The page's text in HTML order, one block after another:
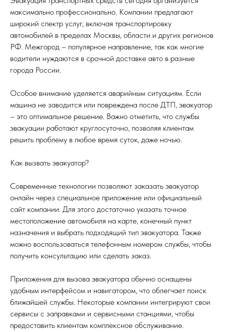
максимально профессионально. Компании предлагают
широкий спектр услуг, включая транспортировку
автомобилей в пределах Москвы, области и других регионов
РФ. Межгород – популярное направление, так как многие
водители нуждаются в срочной доставке авто в разные
города России.
Особое внимание уделяется аварийным ситуациям. Если
машина не заводится или повреждена после ДТП, эвакуатор
– это оптимальное решение. Важно отметить, что службы
эвакуации работают круглосуточно, позволяя клиентам
решить проблему в любое время суток, даже ночью.
Как вызвать эвакуатор?
Современные технологии позволяют заказать эвакуатор
онлайн через специальное приложение или официальный
сайт компании. Для этого достаточно указать точное
местоположение автомобиля на карте, конечный пункт
назначения и выбрать подходящий тип эвакуатора. Также
можно воспользоваться телефонным номером службы, чтобы
получить консультацию или сделать заказ.
Приложения для вызова эвакуатора обычно оснащены
удобным интерфейсом и навигатором, что облегчает поиск
ближайшей службы. Некоторые компании интегрируют свои
сервисы с заправками и сервисными станциями, чтобы
предоставить клиентам комплексное обслуживание.